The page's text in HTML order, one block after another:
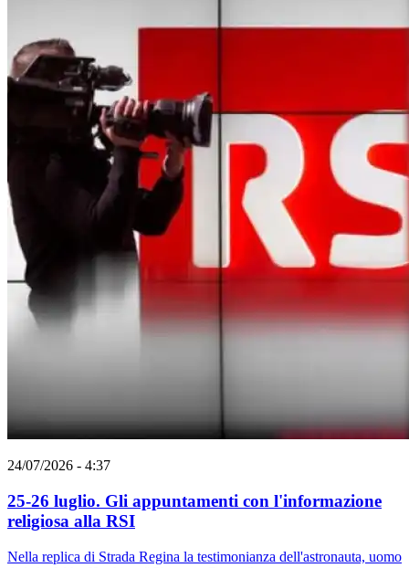
24/07/2026 - 4:37
25-26 luglio. Gli appuntamenti con l'informazione
religiosa alla RSI
Nella replica di Strada Regina la testimonianza dell'astronauta, uomo